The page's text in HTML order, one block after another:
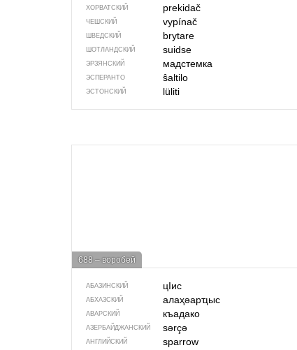
ХОРВАТСКИЙ prekidač
ЧЕШСКИЙ vypínač
ШВЕДСКИЙ brytare
ШОТЛАНДСКИЙ suidse
ЭРЗЯНСКИЙ мадстемка
ЭСПЕРАНТО ŝaltilo
ЭСТОНСКИЙ lüliti
688 – воробей
АБАЗИНСКИЙ цIис
АБХАЗСКИЙ алаҳəарҵыс
АВАРСКИЙ къадако
АЗЕРБАЙДЖАН­СКИЙ sərçə
АНГЛИЙСКИЙ sparrow